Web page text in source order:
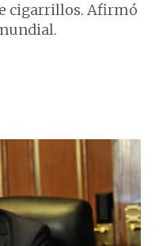
cigarrillos. Afirmó